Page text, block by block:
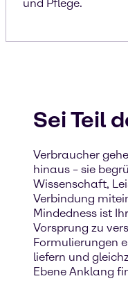
und Pflege.
Sei Teil
Verbraucher
hinaus – sie
Wissenschaft,
Verbindung
Mindedness ist
Vorsprung zu
Formulierungen
liefern und
Ebene Anklang